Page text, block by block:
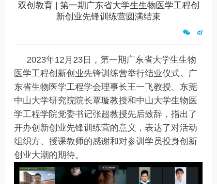
双创教育 | 第一期广东省大学生生物医学工程创
新创业先锋训练营圆满结束
2023年12月23日，第一期广东省大学生生物
医学工程创新创业先锋训练营举行结业仪式。广
东省生物医学工程学会理事长王一飞教授、东莞
中山大学研究院院长覃璇教授和中山大学生物医
学工程学院党委书记张超教授先后致辞，指出了
开办创新创业先锋训练营的意义，表达了对活动
组织方、授课教师的感谢和对参训学员投身创新
创业大潮的期待。